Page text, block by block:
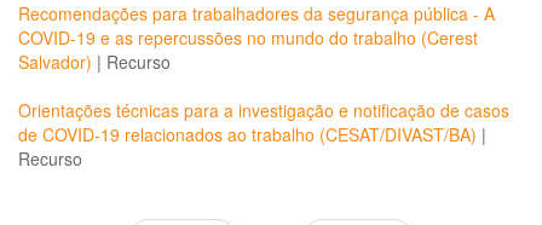
Recomendações para trabalhadores da segurança pública - A
COVID-19 e as repercussões no mundo do trabalho (Cerest
Salvador) | Recurso
Orientações técnicas para a investigação e notificação de casos
de COVID-19 relacionados ao trabalho (CESAT/DIVAST/BA) |
Recurso